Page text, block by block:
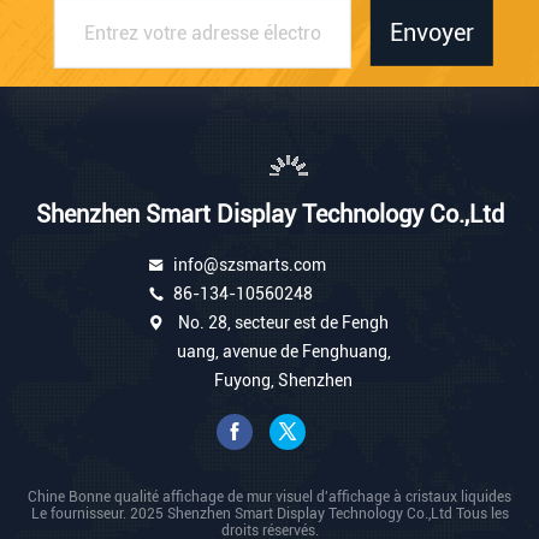
Envoyer
Shenzhen Smart Display Technology Co.,Ltd
info@szsmarts.com
86-134-10560248
No. 28, secteur est de Fengh
uang, avenue de Fenghuang,
Fuyong, Shenzhen
Chine Bonne qualité affichage de mur visuel d'affichage à cristaux liquides
Le fournisseur. 2025 Shenzhen Smart Display Technology Co.,Ltd Tous les
droits réservés.